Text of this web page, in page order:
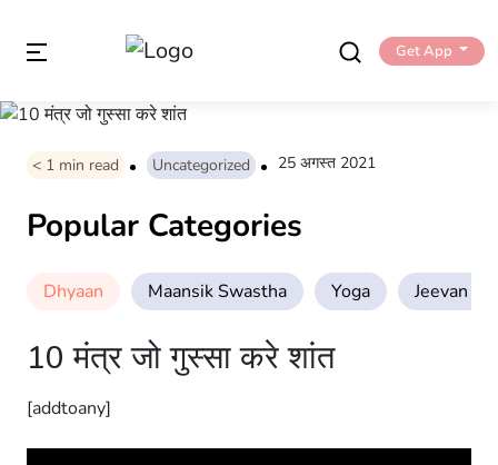
Get App
< 1 min read Uncategorized 25 अगस्त 2021
Popular Categories
Dhyaan Maansik Swastha Yoga Jeevan
10 मंत्र जो गुस्सा करे शांत
[addtoany]